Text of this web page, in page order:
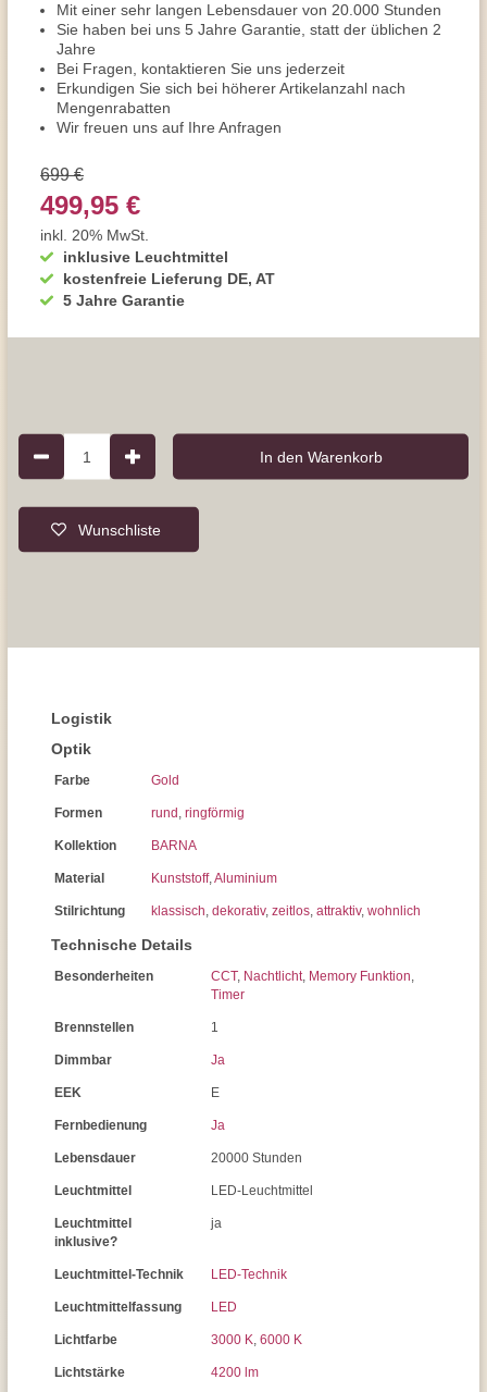
Mit einer sehr langen Lebensdauer von 20.000 Stunden
Sie haben bei uns 5 Jahre Garantie, statt der üblichen 2
Jahre
Bei Fragen, kontaktieren Sie uns jederzeit
Erkundigen Sie sich bei höherer Artikelanzahl nach
Mengenrabatten
Wir freuen uns auf Ihre Anfragen
inklusive Leuchtmittel
kostenfreie Lieferung DE, AT
5 Jahre Garantie
699 €
499,95 €
inkl. 20% MwSt.
1 In den Warenkorb
Wunschliste
Logistik
Optik
Farbe Gold
Formen rund , ringförmig
Kollektion BARNA
Material Kunststoff,Aluminium
Stilrichtung klassisch, dekorativ, zeitlos, attraktiv, wohnlich
Technische Details
Besonderheiten CCT, Nachtlicht, Memory Funktion,
Timer
Brennstellen 1
Dimmbar Ja
EEK E
Fernbedienung Ja
Lebensdauer 20000 Stunden
Leuchtmittel LED-Leuchtmittel
Leuchtmittel
inklusive?
ja
Leuchtmittel-Technik LED-Technik
Leuchtmittelfassung LED
Lichtfarbe 3000 K, 6000 K
Lichtstärke 4200 lm